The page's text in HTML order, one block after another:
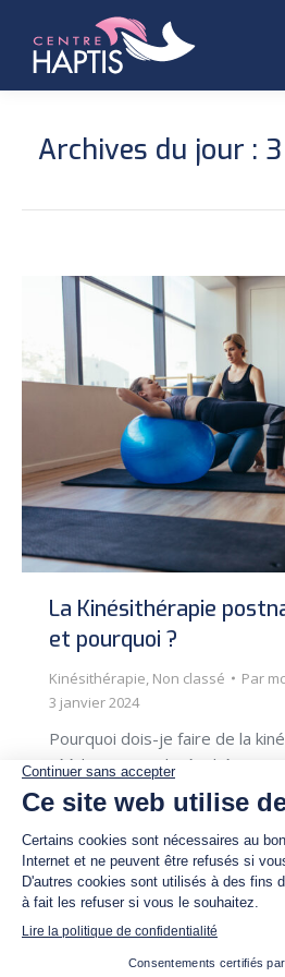
Archives du jour :
La Kinésithérapie
et pourquoi ?
Kinésithérapie Non classé Par
3 janvier 2024
Pourquoi dois-je faire de la
rééducation en kinésithérapie
peut avoir plusieurs bénéfices
présentez un/des symptômes :
et/ou fécales – Pesanteur
descente d’organes –
épisiotomie/ déchirure/
Présence de douleurs lors…